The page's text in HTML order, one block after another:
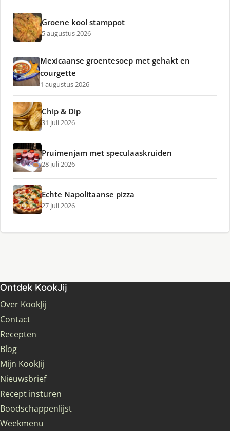
Groene kool stamppot
5 augustus 2026
Mexicaanse groentesoep met gehakt en
courgette
1 augustus 2026
Chip & Dip
31 juli 2026
Pruimenjam met speculaaskruiden
28 juli 2026
Echte Napolitaanse pizza
27 juli 2026
Ontdek KookJij
Over KookJij
Contact
Recepten
Blog
Mijn KookJij
Nieuwsbrief
Recept insturen
Boodschappenlijst
Weekmenu